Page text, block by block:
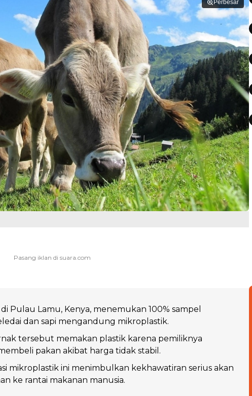
Perbesar
Pulau Lamu, Kenya, menemukan 100% sampel
dan sapi mengandung mikroplastik.
tersebut memakan plastik karena pemiliknya
pakan akibat harga tidak stabil.
mikroplastik ini menimbulkan kekhawatiran serius akan
ke rantai makanan manusia.